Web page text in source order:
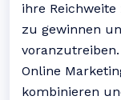
ihre
zu gewinnen
Online
kombinieren